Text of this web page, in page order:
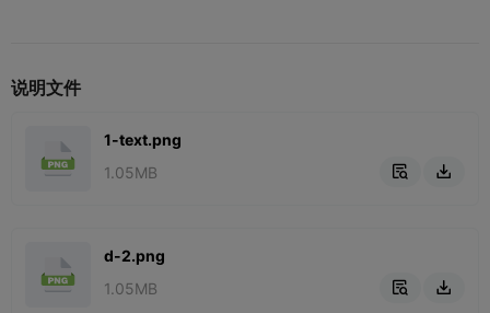
说明文件
1-text.png
1.05MB
 
d-2.png
1.05MB
 